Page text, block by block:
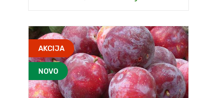
AKCIJA
NOVO